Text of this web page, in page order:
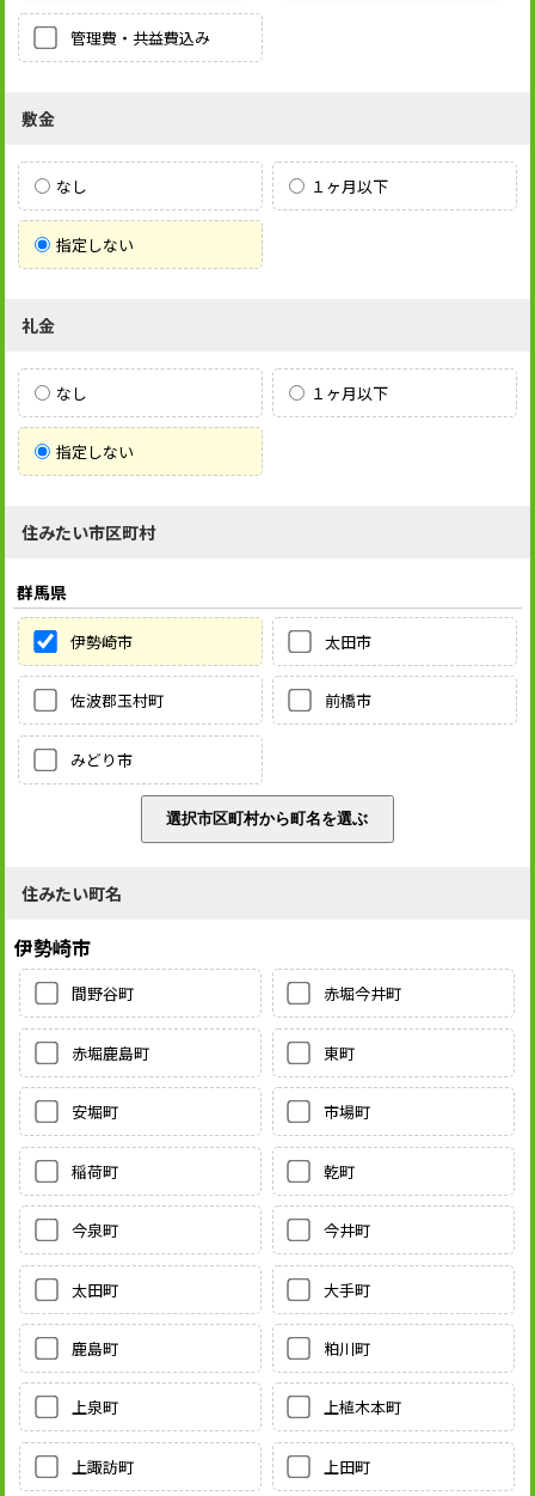
管理費・共益費込み
敷金
なし １ヶ月以下
指定しない
礼金
なし １ヶ月以下
指定しない
住みたい市区町村
群馬県
伊勢崎市 太田市
佐波郡玉村町 前橋市
みどり市
住みたい町名
伊勢崎市
間野谷町 赤堀今井町
赤堀鹿島町 東町
安堀町 市場町
稲荷町 乾町
今泉町 今井町
太田町 大手町
鹿島町 粕川町
上泉町 上植木本町
上諏訪町 上田町